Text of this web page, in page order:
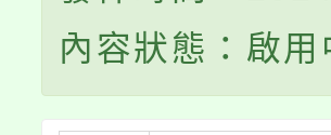
內容狀態：啟用